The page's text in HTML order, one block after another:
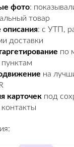
фото:
товар
: с УТП,
доставки
по
на
карточек под